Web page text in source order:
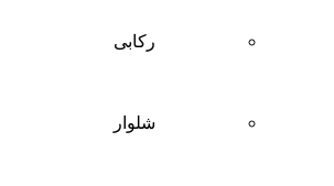
ركابی
شلوار